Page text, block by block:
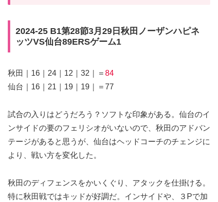
2024-25 B1第28節3月29日秋田ノーザンハピネ
ッツVS仙台89ERSゲーム1
秋田｜16｜24｜12｜32｜＝ 84
仙台｜16｜21｜19｜19｜＝77
試合の入りはどうだろう？ソフトな印象がある。仙台のイ
ンサイドの要のフェリシオがいないので、秋田のアドバン
テージがあると思うが、仙台はヘッドコーチのチェンジに
より、戦い方を変化した。
秋田のディフェンスをかいくぐり、アタックを仕掛ける。
特に秋田戦ではキッドが好調だ。インサイドや、３Pで加